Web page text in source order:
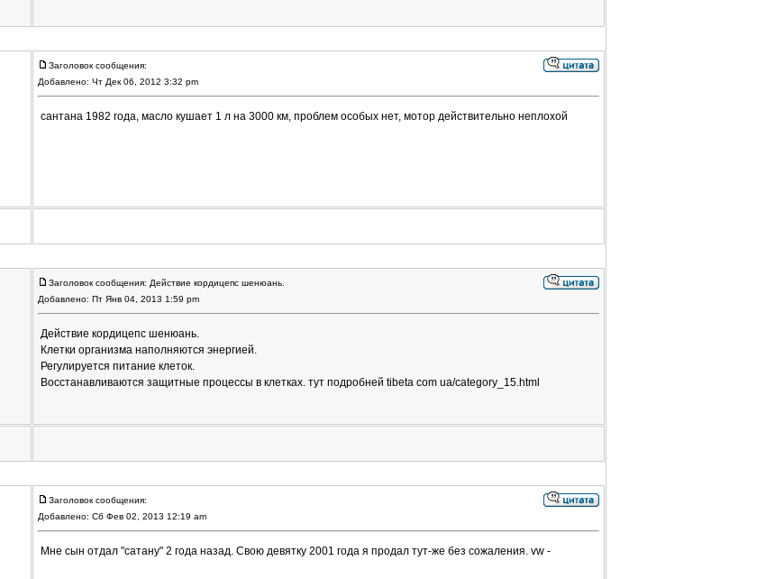
Заголовок сообщения:
Добавлено: Чт Дек 06, 2012 3:32 pm
сантана 1982 года, масло кушает 1 л на 3000 км, проблем особых нет, мотор действительно неплохой
Заголовок сообщения: Действие кордицепс шенюань.
Добавлено: Пт Янв 04, 2013 1:59 pm
Действие кордицепс шенюань.
Клетки организма наполняются энергией.
Регулируется питание клеток.
Восстанавливаются защитные процессы в клетках. тут подробней tibeta com ua/category_15.html
Заголовок сообщения:
Добавлено: Сб Фев 02, 2013 12:19 am
Мне сын отдал "сатану" 2 года назад. Свою девятку 2001 года я продал тут-же без сожаления. vw -